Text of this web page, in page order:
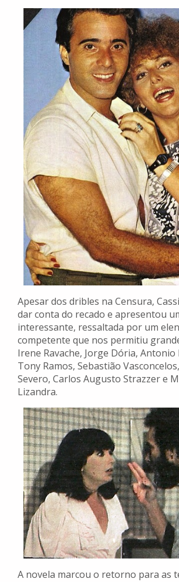
Apesar dos dribles na Censura,
dar conta do recado e apresentou
interessante, ressaltada por um
competente que nos permitiu
Irene Ravache, Jorge Dória, Antonio
Tony Ramos, Sebastião
Severo, Carlos Augusto Strazzer e
Lizandra.
A novela marcou o retorno para as